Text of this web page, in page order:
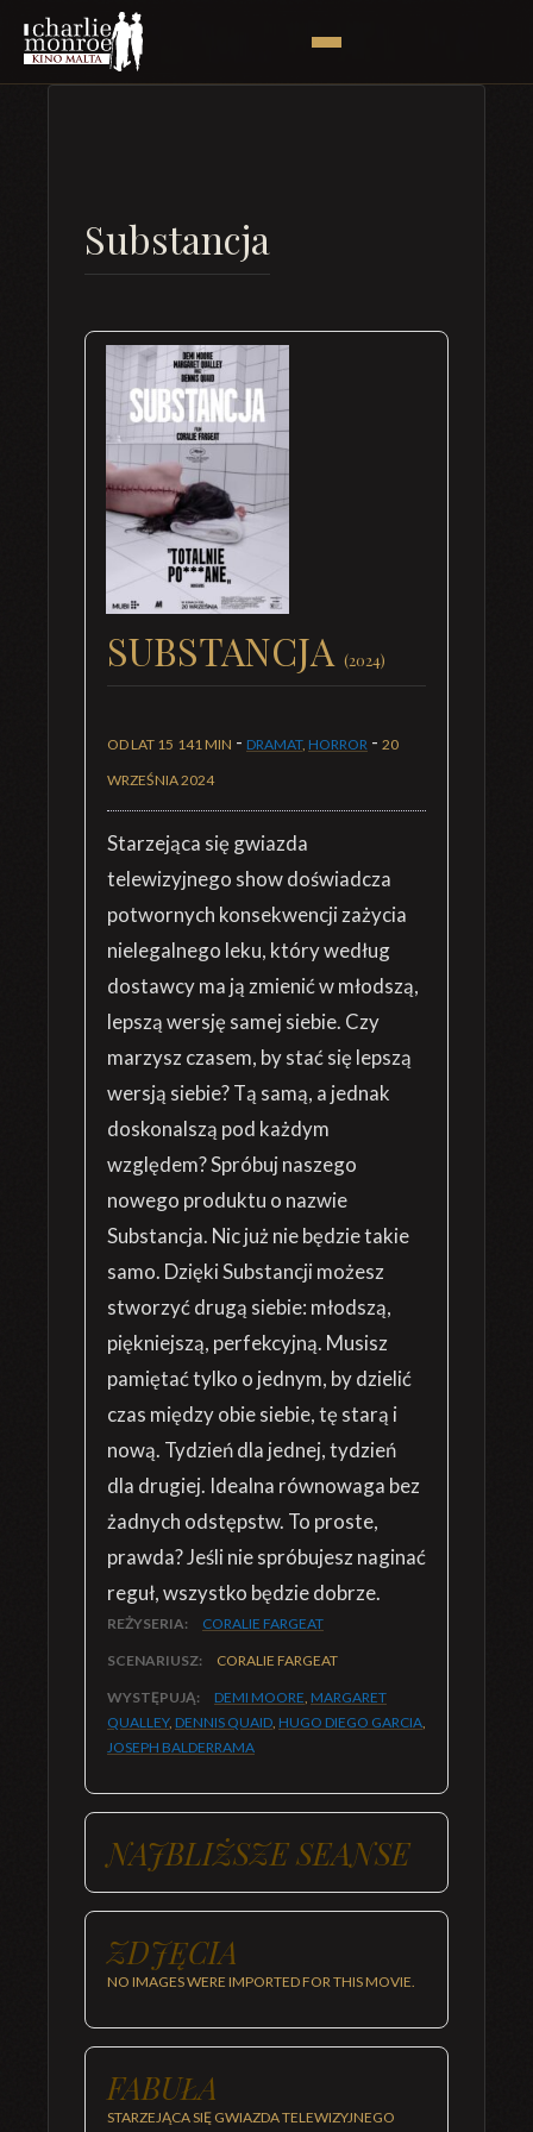
Substancja
SUBSTANCJA (2024)
OD LAT 15 141 MIN - DRAMAT, HORROR - 20
WRZEŚNIA 2024
Starzejąca się gwiazda
telewizyjnego show doświadcza
potwornych konsekwencji zażycia
nielegalnego leku, który według
dostawcy ma ją zmienić w młodszą,
lepszą wersję samej siebie. Czy
marzysz czasem, by stać się lepszą
wersją siebie? Tą samą, a jednak
doskonalszą pod każdym
względem? Spróbuj naszego
nowego produktu o nazwie
Substancja. Nic już nie będzie takie
samo. Dzięki Substancji możesz
stworzyć drugą siebie: młodszą,
piękniejszą, perfekcyjną. Musisz
pamiętać tylko o jednym, by dzielić
czas między obie siebie, tę starą i
nową. Tydzień dla jednej, tydzień
dla drugiej. Idealna równowaga bez
żadnych odstępstw. To proste,
prawda? Jeśli nie spróbujesz naginać
reguł, wszystko będzie dobrze.
REŻYSERIA: CORALIE FARGEAT
SCENARIUSZ: CORALIE FARGEAT
WYSTĘPUJĄ: DEMI MOORE, MARGARET
QUALLEY, DENNIS QUAID, HUGO DIEGO GARCIA,
JOSEPH BALDERRAMA
NAJBLIŻSZE SEANSE
ZDJĘCIA
NO IMAGES WERE IMPORTED FOR THIS MOVIE.
FABUŁA
STARZEJĄCA SIĘ GWIAZDA TELEWIZYJNEGO